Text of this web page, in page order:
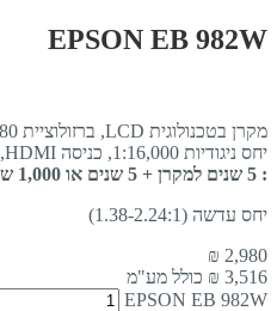
EPSON EB 982W
יחס ניגודיות 1:16,000, כניסה HDMI, עדשה לטווח זום רחב 1.6.
: 5 שנים למקרן + 5 שנים או 1,000 שעות למנורה
יחס עדשה (1.38-2.24:1)
2,980
₪
3,516 ₪ כולל מע"מ
EPSON EB 982W